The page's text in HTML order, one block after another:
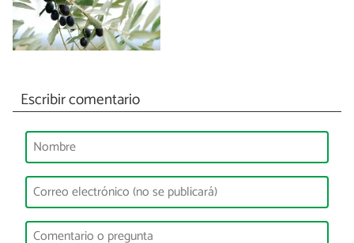
Escribir comentario